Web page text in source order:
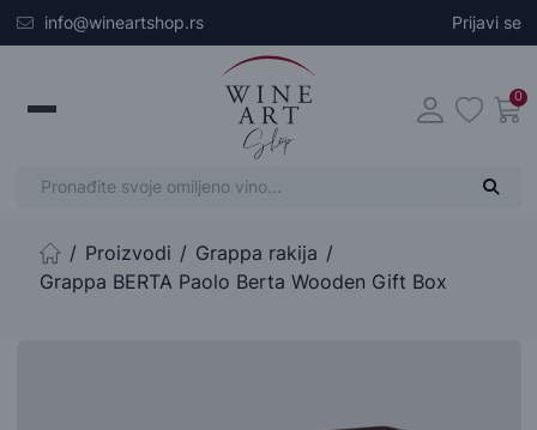
Skip to main content
info@wineartshop.rs Prijavi se
0
Početna stranica
Proizvodi
Grappa rakija
Grappa BERTA Paolo Berta Wooden Gift Box